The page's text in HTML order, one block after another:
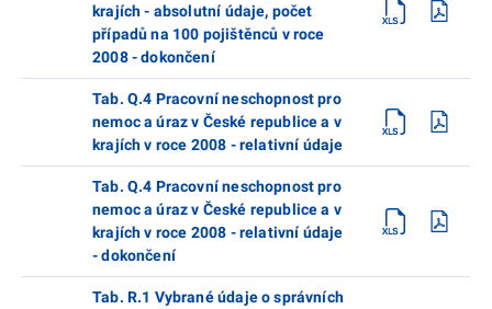
krajích - absolutní údaje, počet
případů na 100 pojištěnců v roce
2008 - dokončení
Tab. Q.4 Pracovní neschopnost pro
nemoc a úraz v České republice a v
krajích v roce 2008 - relativní údaje
Tab. Q.4 Pracovní neschopnost pro
nemoc a úraz v České republice a v
krajích v roce 2008 - relativní údaje
- dokončení
Tab. R.1 Vybrané údaje o správních